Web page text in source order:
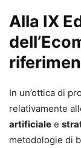
Alla IX
In un’ottica di
relativamente
artificiale e
metodologie di